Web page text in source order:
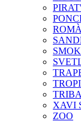
XAVI
ZOO